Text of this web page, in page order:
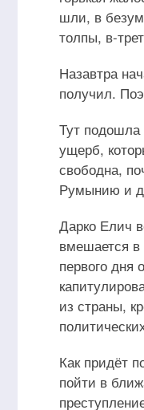
шли, в
толпы, в-
Назавтра
получил.
Тут подошла
ущерб,
свободна,
Румынию и
Дарко Елич
вмешается в
первого дня
из страны,
Как придёт
пойти в